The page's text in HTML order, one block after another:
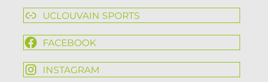
UCLOUVAIN SPORTS
FACEBOOK
INSTAGRAM